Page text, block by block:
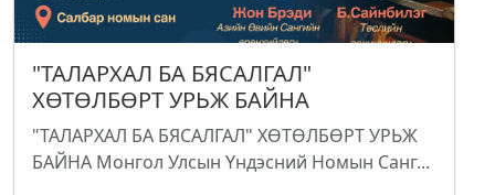
"ТАЛАРХАЛ БА БЯСАЛГАЛ"
ХӨТӨЛБӨРТ УРЬЖ БАЙНА
"ТАЛАРХАЛ БА БЯСАЛГАЛ" ХӨТӨЛБӨРТ УРЬЖ
БАЙНА Монгол Улсын Үндэсний Номын Санг...